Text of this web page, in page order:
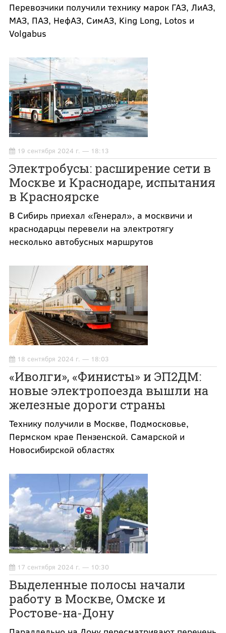
Перевозчики получили технику марок ГАЗ, ЛиАЗ,
МАЗ, ПАЗ, НефАЗ, СимАЗ, King Long, Lotos и
Volgabus
19 сентября 2024 г. — 18:13
Электробусы: расширение сети в
Москве и Краснодаре, испытания
в Красноярске
В Сибирь приехал «Генерал», а москвичи и
краснодарцы перевели на электротягу
несколько автобусных маршрутов
18 сентября 2024 г. — 18:03
«Иволги», «Финисты» и ЭП2ДМ:
новые электропоезда вышли на
железные дороги страны
Технику получили в Москве, Подмосковье,
Пермском крае Пензенской. Самарской и
Новосибирской областях
17 сентября 2024 г. — 10:30
Выделенные полосы начали
работу в Москве, Омске и
Ростове-на-Дону